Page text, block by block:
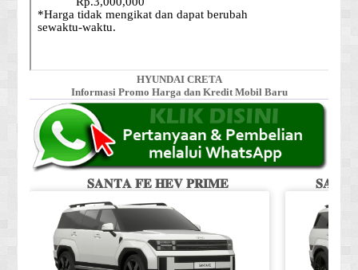
HYUNDAI CRETA
Informasi Promo Harga dan Kredit Mobil Baru
𝐒𝐀𝐍𝐓𝐀 𝐅𝐄 𝐇𝐄𝐕 𝐏𝐑𝐈𝐌𝐄